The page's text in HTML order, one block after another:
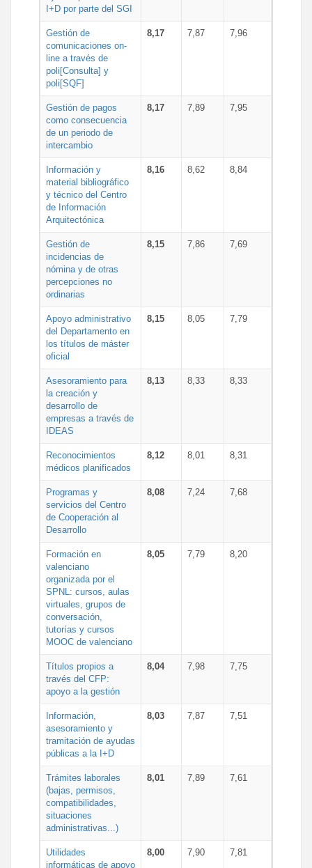
I+D por parte del SGI
Gestión de
comunicaciones on-
line a través de
poli[Consulta] y
poli[SQF]
8,17 7,87 7,96
Gestión de pagos
como consecuencia
de un periodo de
intercambio
8,17 7,89 7,95
Información y
material bibliográfico
y técnico del Centro
de Información
Arquitectónica
8,16 8,62 8,84
Gestión de
incidencias de
nómina y de otras
percepciones no
ordinarias
8,15 7,86 7,69
Apoyo administrativo
del Departamento en
los títulos de máster
oficial
8,15 8,05 7,79
Asesoramiento para
la creación y
desarrollo de
empresas a través de
IDEAS
8,13 8,33 8,33
Reconocimientos
médicos planificados
8,12 8,01 8,31
Programas y
servicios del Centro
de Cooperación al
Desarrollo
8,08 7,24 7,68
Formación en
valenciano
organizada por el
SPNL: cursos, aulas
virtuales, grupos de
conversación,
tutorías y cursos
MOOC de valenciano
8,05 7,79 8,20
Títulos propios a
través del CFP:
apoyo a la gestión
8,04 7,98 7,75
Información,
asesoramiento y
tramitación de ayudas
públicas a la I+D
8,03 7,87 7,51
Trámites laborales
(bajas, permisos,
compatibilidades,
situaciones
administrativas...)
8,01 7,89 7,61
Utilidades
informáticas de apoyo
8,00 7,90 7,81